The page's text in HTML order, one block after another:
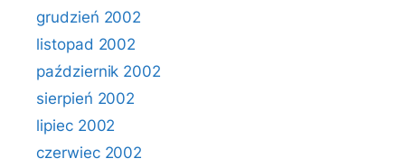
grudzień 2002
listopad 2002
październik 2002
sierpień 2002
lipiec 2002
czerwiec 2002